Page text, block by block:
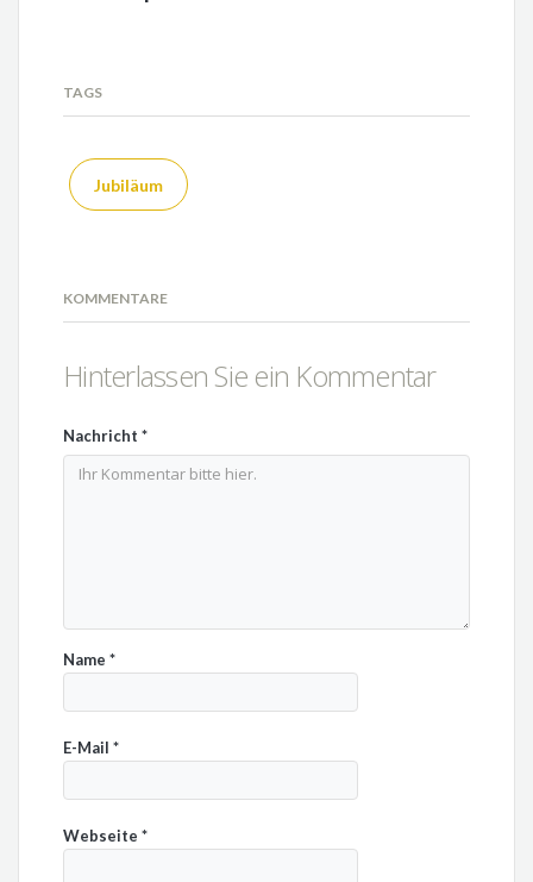
TAGS
Jubiläum
KOMMENTARE
Hinterlassen Sie ein Kommentar
Nachricht*
Name*
E-Mail*
Webseite*